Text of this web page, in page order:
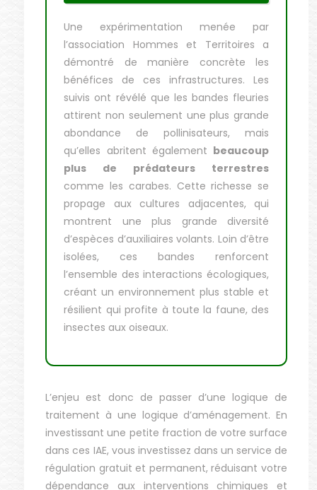
Une expérimentation menée par
l’association Hommes et Territoires a
démontré de manière concrète les
bénéfices de ces infrastructures. Les
suivis ont révélé que les bandes fleuries
attirent non seulement une plus grande
abondance de pollinisateurs, mais
qu’elles abritent également beaucoup
plus de prédateurs terrestres
comme les carabes. Cette richesse se
propage aux cultures adjacentes, qui
montrent une plus grande diversité
d’espèces d’auxiliaires volants. Loin d’être
isolées, ces bandes renforcent
l’ensemble des interactions écologiques,
créant un environnement plus stable et
résilient qui profite à toute la faune, des
insectes aux oiseaux.
L’enjeu est donc de passer d’une logique de
traitement à une logique d’aménagement. En
investissant une petite fraction de votre surface
dans ces IAE, vous investissez dans un service de
régulation gratuit et permanent, réduisant votre
dépendance aux interventions chimiques et